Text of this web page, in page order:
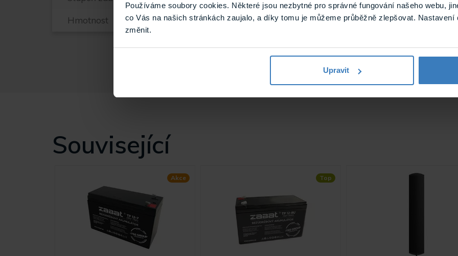
Používáme soubory cookies. Některé jsou nezbytné pro správné fungování našeho webu,
co Vás na našich stránkách zaujalo, a díky tomu je můžeme průběžně zlepšovat.
změnit.
Upravit
Hmotnost 1.27 kg
Související
Akce Top